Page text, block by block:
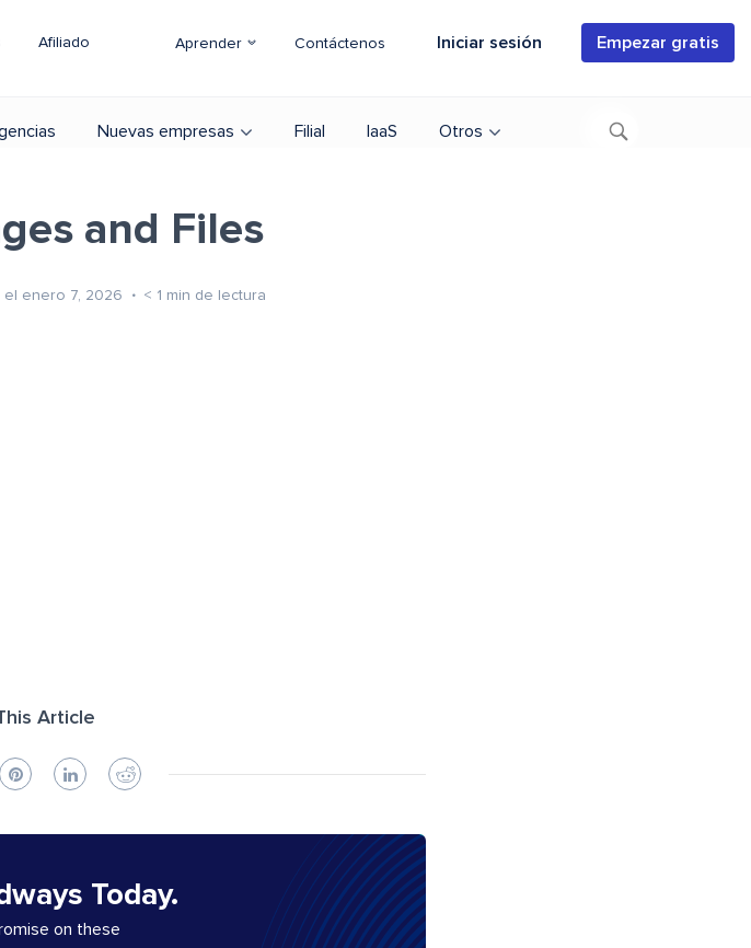
Afiliado Aprender Contáctenos Iniciar sesión Empezar gratis
Nuevas empresas Filial IaaS Otros
and Files
el enero 7, 2026 < 1 min de lectura
Article
Today.
on these